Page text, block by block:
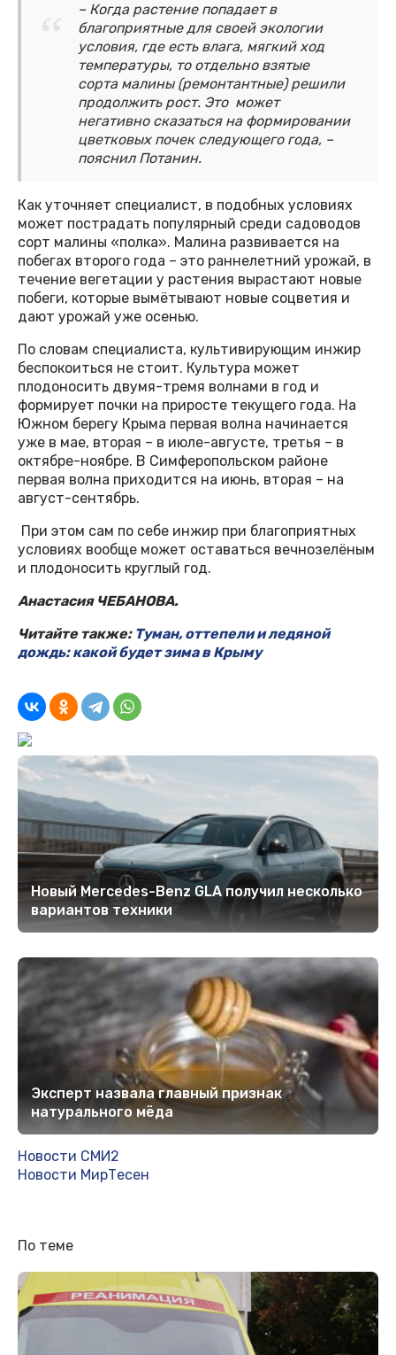
– Когда растение попадает в
благоприятные для своей экологии
условия, где есть влага, мягкий ход
температуры, то отдельно взятые
сорта малины (ремонтантные) решили
продолжить рост. Это может
негативно сказаться на формировании
цветковых почек следующего года, –
пояснил Потанин.
Как уточняет специалист, в подобных условиях
может пострадать популярный среди садоводов
сорт малины «полка». Малина развивается на
побегах второго года – это раннелетний урожай, в
течение вегетации у растения вырастают новые
побеги, которые вымётывают новые соцветия и
дают урожай уже осенью.
По словам специалиста, культивирующим инжир
беспокоиться не стоит. Культура может
плодоносить двумя-тремя волнами в год и
формирует почки на приросте текущего года. На
Южном берегу Крыма первая волна начинается
уже в мае, вторая – в июле-августе, третья – в
октябре-ноябре. В Симферопольском районе
первая волна приходится на июнь, вторая – на
август-сентябрь.
При этом сам по себе инжир при благоприятных
условиях вообще может оставаться вечнозелёным
и плодоносить круглый год.
Анастасия ЧЕБАНОВА.
Читайте также: Туман, оттепели и ледяной
дождь: какой будет зима в Крыму
Новый Mercedes-Benz GLA получил несколько
вариантов техники
Эксперт назвала главный признак
натурального мёда
Новости СМИ2
Новости МирТесен
По теме